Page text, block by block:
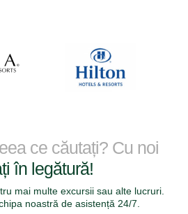
ce căutați? Cu noi
în legătură!
mai multe excursii sau alte lucruri.
noastră de asistență 24/7.